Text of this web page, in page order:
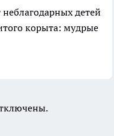
детей
корыта: мудрые